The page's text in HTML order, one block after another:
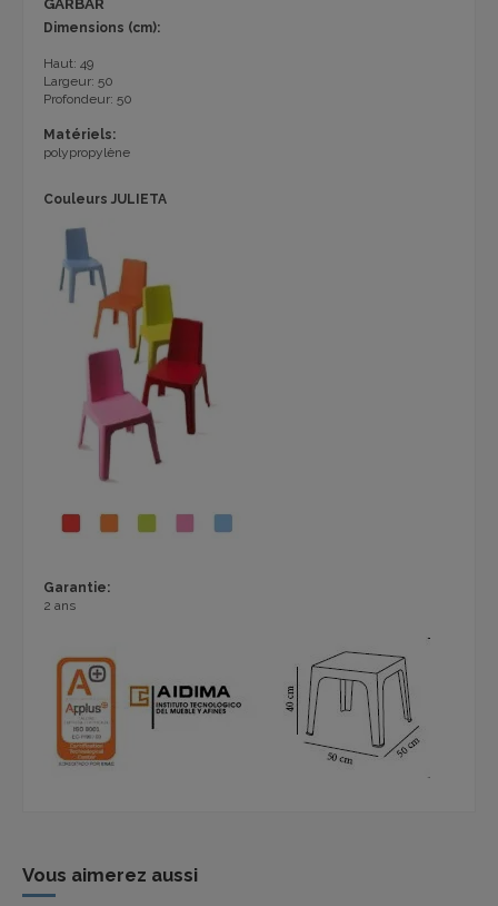
Dimensions (cm):
Haut: 49
Largeur: 50
Profondeur: 50
Matériels:
polypropylène
Couleurs JULIETA
Garantie:
2 ans
Vous aimerez aussi